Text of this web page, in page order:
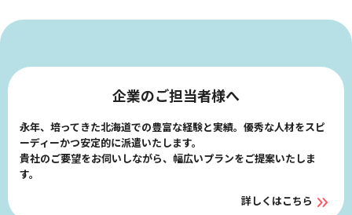
企業のご担当者様へ
永年、培ってきた北海道での豊富な経験と実績。優秀な人材をスピ
ーディーかつ安定的に派遣いたします。
貴社のご要望をお伺いしながら、幅広いプランをご提案いたしま
す。
詳しくはこちら